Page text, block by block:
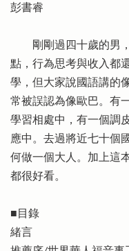
彭書睿
剛剛過四十歲的男，
點，行為思考與收入都
學，但大家說國語講的
常被誤認為像歐巴。有
學習相處中，有一個調
應中。去過將近七十個
何做一個大人。加上這
都很好看。
■目錄
緒言